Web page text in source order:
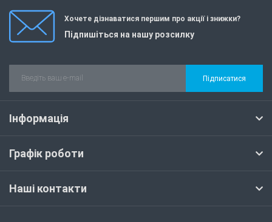
Хочете дізнаватися першим про акції і знижки?
Підпишіться на нашу розсилку
Підписатися
Інформація
Графік роботи
Наші контакти